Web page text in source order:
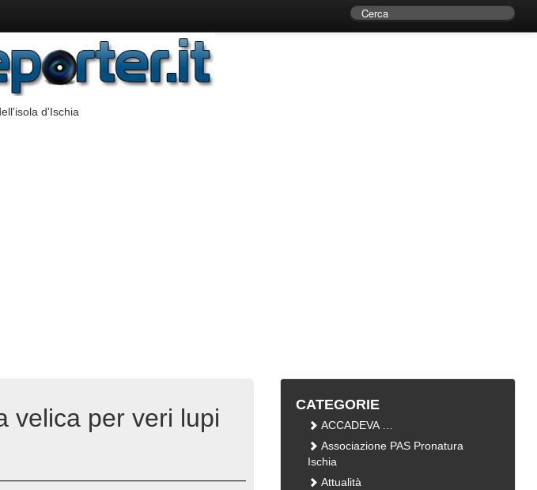
d'Ischia
velica per veri lupi
CATEGORIE
ACCADEVA …
Associazione PAS Pronatura
Ischia
Attualità